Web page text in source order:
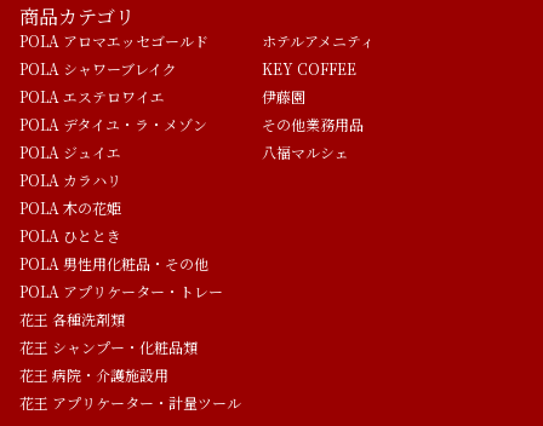
商品カテゴリ
POLA アロマエッセゴールド
POLA シャワーブレイク
POLA エステロワイエ
POLA デタイユ・ラ・メゾン
POLA ジュイエ
POLA カラハリ
POLA 木の花姫
POLA ひととき
POLA 男性用化粧品・その他
POLA アプリケーター・トレー
花王 各種洗剤類
花王 シャンプー・化粧品類
花王 病院・介護施設用
花王 アプリケーター・計量ツール
ホテルアメニティ
KEY COFFEE
伊藤園
その他業務用品
八福マルシェ